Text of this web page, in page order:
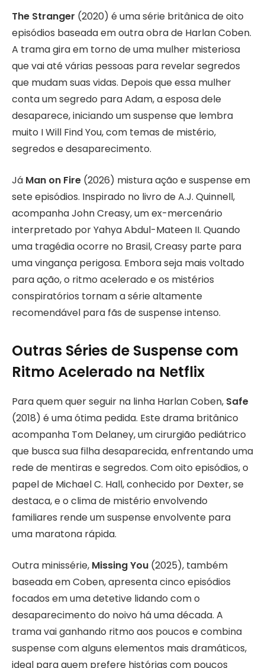
The Stranger (2020) é uma série britânica de oito
episódios baseada em outra obra de Harlan Coben.
A trama gira em torno de uma mulher misteriosa
que vai até várias pessoas para revelar segredos
que mudam suas vidas. Depois que essa mulher
conta um segredo para Adam, a esposa dele
desaparece, iniciando um suspense que lembra
muito I Will Find You, com temas de mistério,
segredos e desaparecimento.
Já Man on Fire (2026) mistura ação e suspense em
sete episódios. Inspirado no livro de A.J. Quinnell,
acompanha John Creasy, um ex-mercenário
interpretado por Yahya Abdul-Mateen II. Quando
uma tragédia ocorre no Brasil, Creasy parte para
uma vingança perigosa. Embora seja mais voltado
para ação, o ritmo acelerado e os mistérios
conspiratórios tornam a série altamente
recomendável para fãs de suspense intenso.
Outras Séries de Suspense com
Ritmo Acelerado na Netflix
Para quem quer seguir na linha Harlan Coben, Safe
(2018) é uma ótima pedida. Este drama britânico
acompanha Tom Delaney, um cirurgião pediátrico
que busca sua filha desaparecida, enfrentando uma
rede de mentiras e segredos. Com oito episódios, o
papel de Michael C. Hall, conhecido por Dexter, se
destaca, e o clima de mistério envolvendo
familiares rende um suspense envolvente para
uma maratona rápida.
Outra minissérie, Missing You (2025), também
baseada em Coben, apresenta cinco episódios
focados em uma detetive lidando com o
desaparecimento do noivo há uma década. A
trama vai ganhando ritmo aos poucos e combina
suspense com alguns elementos mais dramáticos,
ideal para quem prefere histórias com poucos